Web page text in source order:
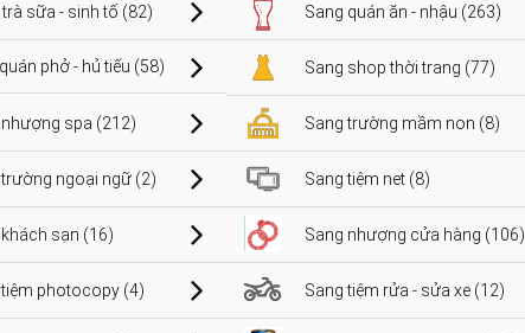
trà sữa - sinh tố (82) Sang quán ăn - nhậu (263)
phở - hủ tiếu (58) Sang shop thời trang (77)
spa (212) Sang trường mầm non (8)
ngoại ngữ (2) Sang tiệm net (8)
sạn (16) Sang nhượng cửa hàng (106)
tiệm photocopy (4) Sang tiệm rửa - sửa xe (12)